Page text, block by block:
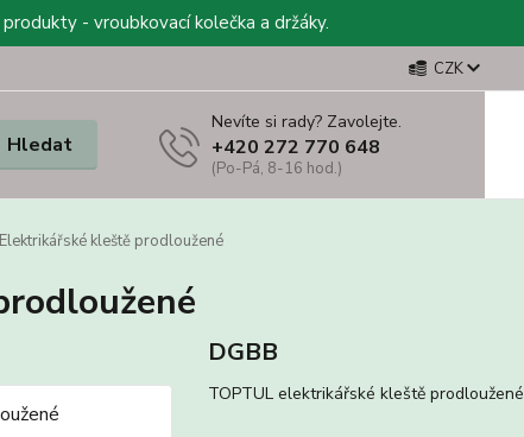
- vroubkovací kolečka a držáky.
CZK
Hledat
Nevíte si rady? Zavolejte.
+420 272 770 648
(Po-Pá, 8-16 hod.)
Elektrikářské kleště prodloužené
DGBB
TOPTUL elektrikářské kleště prodloužené